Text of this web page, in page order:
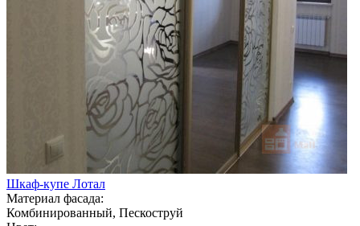
Шкаф-купе Лотал
Материал фасада:
Комбинированный, Пескоструй